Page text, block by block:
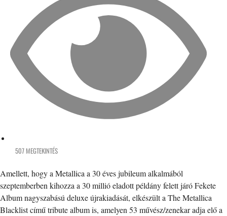
507 MEGTEKINTÉS
Amellett, hogy a Metallica a 30 éves jubileum alkalmából
szeptemberben kihozza a 30 millió eladott példány felett járó Fekete
Album nagyszabású deluxe újrakiadását, elkészült a The Metallica
Blacklist című tribute album is, amelyen 53 művész/zenekar adja elő a